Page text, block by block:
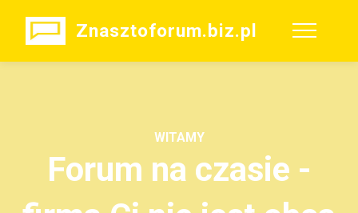
Znasztoforum.biz.pl
WITAMY
Forum na czasie -